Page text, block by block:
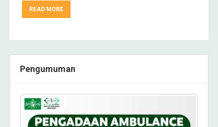
READ MORE
Pengumuman